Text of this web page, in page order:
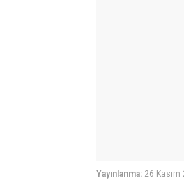
Yayınlanma: 26